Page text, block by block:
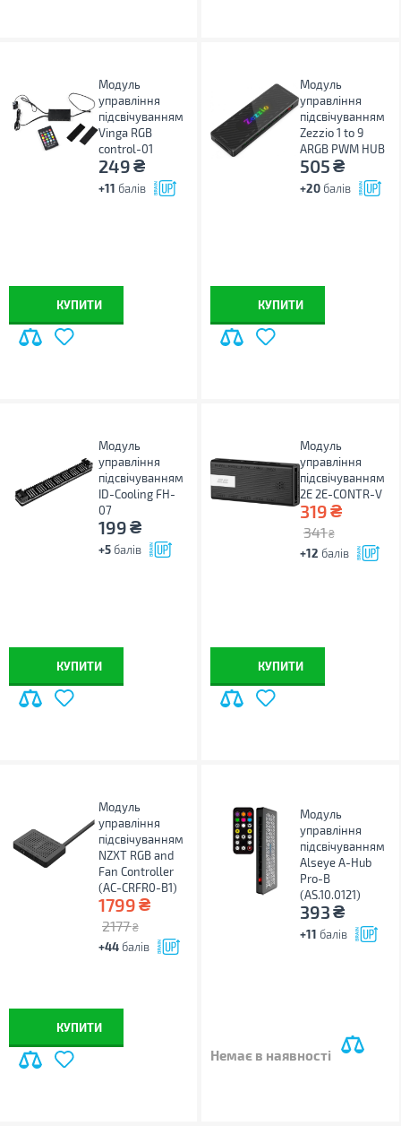
Модуль
управління
підсвічуванням
Vinga RGB
control-01
249₴
+11 балів
КУПИТИ
Модуль
управління
підсвічуванням
Zezzio 1 to 9
ARGB PWM HUB
505₴
+20 балів
КУПИТИ
Модуль
управління
підсвічуванням
ID-Cooling FH-
07
199₴
+5 балів
КУПИТИ
Модуль
управління
підсвічуванням
2E 2E-CONTR-V
319₴
341 ₴
+12 балів
КУПИТИ
Модуль
управління
підсвічуванням
NZXT RGB and
Fan Controller
(AC-CRFR0-B1)
1799₴
2177 ₴
+44 балів
КУПИТИ
Модуль
управління
підсвічуванням
Alseye A-Hub
Pro-B
(AS.10.0121)
393₴
+11 балів
Немає в наявності